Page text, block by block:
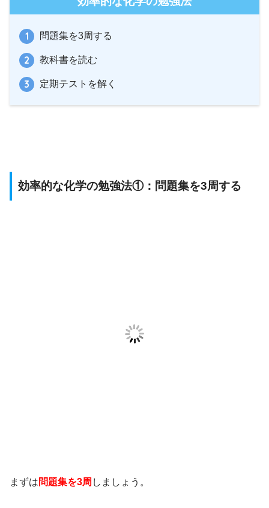
問題集を3周する
教科書を読む
定期テストを解く
効率的な化学の勉強法①：問題集を3周する
まずは問題集を3周 しましょう。